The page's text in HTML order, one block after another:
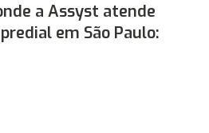
a Assyst atende
em São Paulo: